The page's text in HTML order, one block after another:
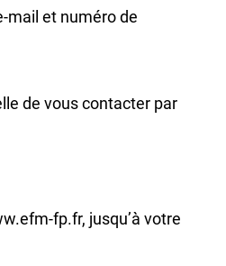
mail et numéro de
de vous contacter par
fp.fr, jusqu’à votre